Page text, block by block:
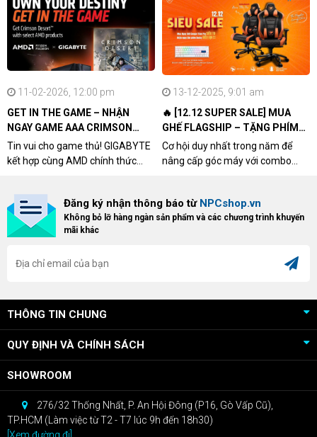
11-02-2026, 12:00 pm
GET IN THE GAME – NHẬN
NGAY GAME AAA CRIMSON
DESERT CÙNG GIGABYTE &
AMD
Tin vui cho game thủ! GIGABYTE
kết hợp cùng AMD chính thức
khách hàng sở hữu VGA Radeon
RX 9070 / RX 9070 XT.
13-12-2025, 9:01 am
🔥 [12.12 SUPER SALE] MUA
GHẾ FLAGSHIP – TẶNG PHÍM
CƠ XỊN
Cơ hội duy nhất trong năm để
nâng cấp góc máy với combo
dòng ghế Gaming cao cấp nhất,
bạn sẽ nhận ngay quà tặng trị giá
Đăng ký nhận thông báo từ NPCshop.vn
Không bỏ lỡ hàng ngàn sản phẩm và các chương trình khuyến
mãi khác
THÔNG TIN CHUNG
QUY ĐỊNH VÀ CHÍNH SÁCH
SHOWROOM
276/32 Thống Nhất, P. An Hội Đông (P16, Gò Vấp Cũ),
TP.HCM (Làm việc từ T2 - T7 lúc 9h đến 18h30)